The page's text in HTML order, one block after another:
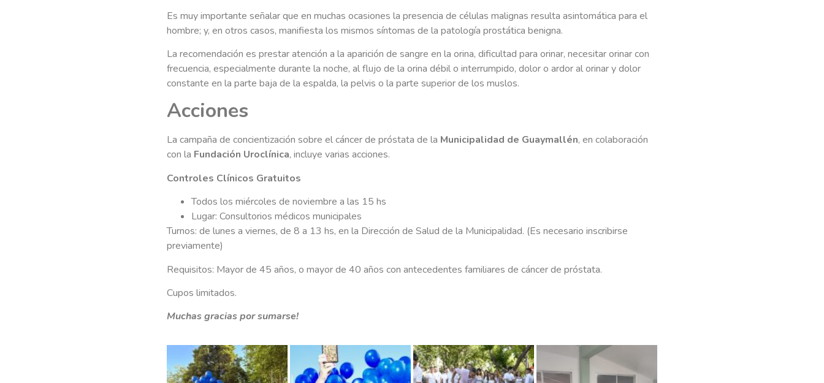
Es muy importante señalar que en muchas ocasiones la presencia de células malignas resulta asintomática para el
hombre; y, en otros casos, manifiesta los mismos síntomas de la patología prostática benigna.
La recomendación es prestar atención a la aparición de sangre en la orina, dificultad para orinar, necesitar orinar con
frecuencia, especialmente durante la noche, al flujo de la orina débil o interrumpido, dolor o ardor al orinar y dolor
constante en la parte baja de la espalda, la pelvis o la parte superior de los muslos.
Acciones
La campaña de concientización sobre el cáncer de próstata de la Municipalidad de Guaymallén, en colaboración
con la Fundación Uroclínica, incluye varias acciones.
Controles Clínicos Gratuitos
Todos los miércoles de noviembre a las 15 hs
Lugar: Consultorios médicos municipales
Turnos: de lunes a viernes, de 8 a 13 hs, en la Dirección de Salud de la Municipalidad. (Es necesario inscribirse
previamente)
Requisitos: Mayor de 45 años, o mayor de 40 años con antecedentes familiares de cáncer de próstata.
Cupos limitados.
Muchas gracias por sumarse!